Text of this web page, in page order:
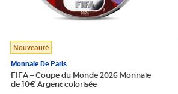
Nouveauté
Monnaie De Paris
FIFA – Coupe du Monde 2026 Monnaie
de 10€ Argent colorisée